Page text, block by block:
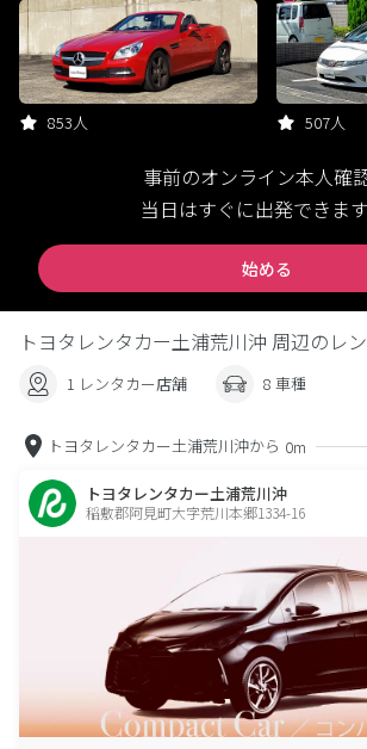
853人 507人
事前のオンライン本人確
当日はすぐに出発できま
始める
トヨタレンタカー土浦荒川沖 周辺のレ
1 レンタカー店舗 8 車種
トヨタレンタカー土浦荒川沖から 0m
トヨタレンタカー土浦荒川沖
稲敷郡阿見町大字荒川本郷1334-16